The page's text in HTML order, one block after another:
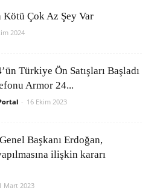
Kötü Çok Az Şey Var
2024
Türkiye Ön Satışları Başladı
Armor 24...
- 16 Ekim 2023
Başkanı Erdoğan,
ilişkin kararı
Mart 2023